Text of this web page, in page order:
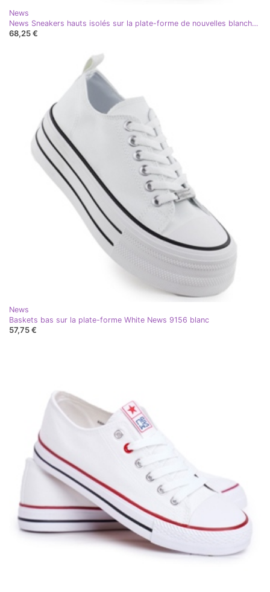
News
News Sneakers hauts isolés sur la plate-forme de nouvelles blanches 9152
68,25 €
News
Baskets bas sur la plate-forme White News 9156 blanc
57,75 €